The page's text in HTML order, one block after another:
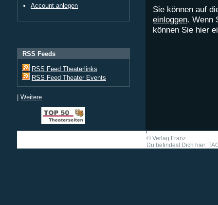
Account anlegen
RSS Feeds
RSS Feed Theaterlinks
RSS Feed Theater Events
| Weitere
Sie können auf
einloggen. Wenn
können Sie hier
© Verlag Franz
Du befindest Dich hier: